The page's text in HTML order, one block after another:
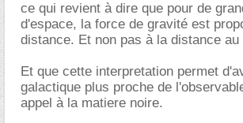
ce qui revient à dire que pour de
d'espace, la force de gravité est
distance. Et non pas à la distance au
Et que cette interpretation permet
galactique plus proche de
appel à la matiere noire.